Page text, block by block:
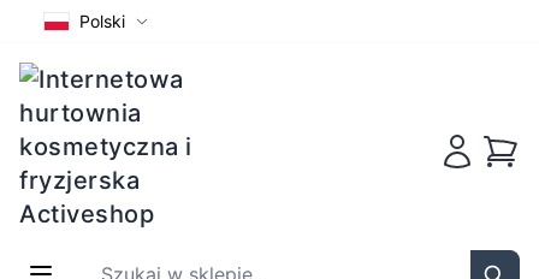
Polski
Szukaj w sklepie...